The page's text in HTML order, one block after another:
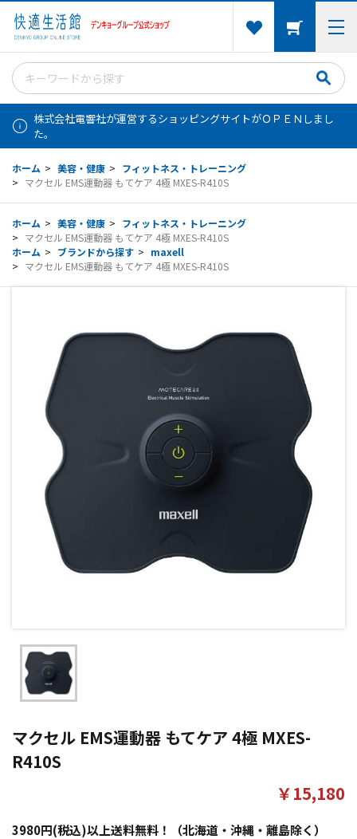
株式会社電響社が運営するショッピングサイトがＯＰＥＮしまし
た。
ホーム > 美容・健康 > フィットネス・トレーニング
> マクセル EMS運動器 もてケア 4極 MXES-R410S
ホーム > 美容・健康 > フィットネス・トレーニング
> マクセル EMS運動器 もてケア 4極 MXES-R410S
ホーム > ブランドから探す > maxell
> マクセル EMS運動器 もてケア 4極 MXES-R410S
マクセル EMS運動器 もてケア 4極 MXES-
R410S
3980円(税込)以上送料無料！（北海道・沖縄・離島除く）
￥15,180